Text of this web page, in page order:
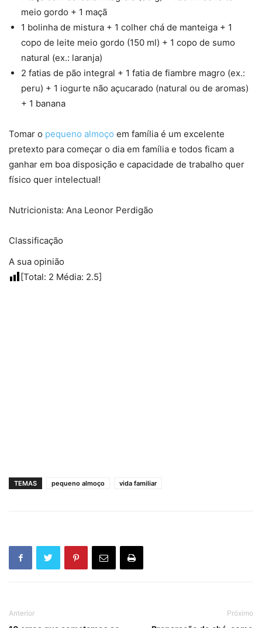
meio gordo + 1 maçã
1 bolinha de mistura + 1 colher chá de manteiga + 1
copo de leite meio gordo (150 ml) + 1 copo de sumo
natural (ex.: laranja)
2 fatias de pão integral + 1 fatia de fiambre magro (ex.:
peru) + 1 iogurte não açucarado (natural ou de aromas)
+ 1 banana
Tomar o pequeno almoço em família é um excelente
pretexto para começar o dia em família e todos ficam a
ganhar em boa disposição e capacidade de trabalho quer
físico quer intelectual!
Nutricionista: Ana Leonor Perdigão
Classificação
A sua opinião
[Total: 2 Média: 2.5]
TEMAS pequeno almoço vida familiar
Anterior Próximo